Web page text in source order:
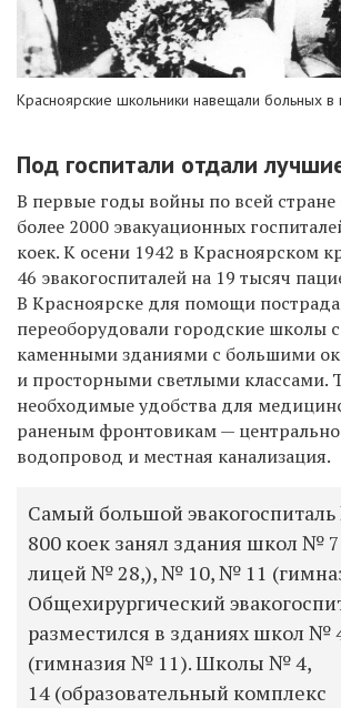
Красноярские школьники навещали больных в
Под госпитали отдали
В первые годы войны по всей стране
более 2000 эвакуационных
коек. К осени 1942 в Красноярском
46 эвакогоспиталей на 19 тысяч
В Красноярске для помощи
переоборудовали городские школы
каменными зданиями с большими
и просторными светлыми классами.
необходимые удобства для
раненым фронтовикам —
водопровод и местная канализация.
Самый большой
800 коек занял здания школ № 7
лицей № 28,), № 10, № 11
Общехирургический
разместился в зданиях школ №
(гимназия № 11). Школы № 4,
14 (образовательный комплекс